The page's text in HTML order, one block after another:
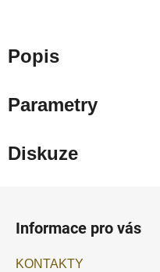
Popis
Parametry
Diskuze
Informace pro vás
KONTAKTY